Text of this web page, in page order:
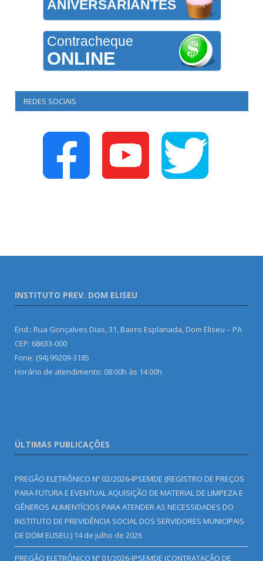
ANIVERSARIANTES
Contracheque
ONLINE
REDES SOCIAIS
INSTITUTO PREV. DOM ELISEU
End.: Rua Gonçalves Dias, 31, Bairro Esplanada, Dom Eliseu – PA
CEP: 68633-000
Fone: (94) 99209-3185
Horário de atendimento: 08:00h às 14:00h
ÚLTIMAS PUBLICAÇÕES
PREGÃO ELETRÔNICO Nº 02/2026-IPSEMDE (REGISTRO DE PREÇOS
PARA FUTURA E EVENTUAL AQUISIÇÃO DE MATERIAL DE LIMPEZA E
GÊNEROS ALIMENTÍCIOS PARA ATENDER AS NECESSIDADES DO
INSTITUTO DE PREVIDÊNCIA SOCIAL DOS SERVIDORES MUNICIPAIS
DE DOM ELISEU.) 14 de julho de 2026
PREGÃO ELETRÔNICO Nº 01/2026-IPSEMDE (CONTRATAÇÃO DE